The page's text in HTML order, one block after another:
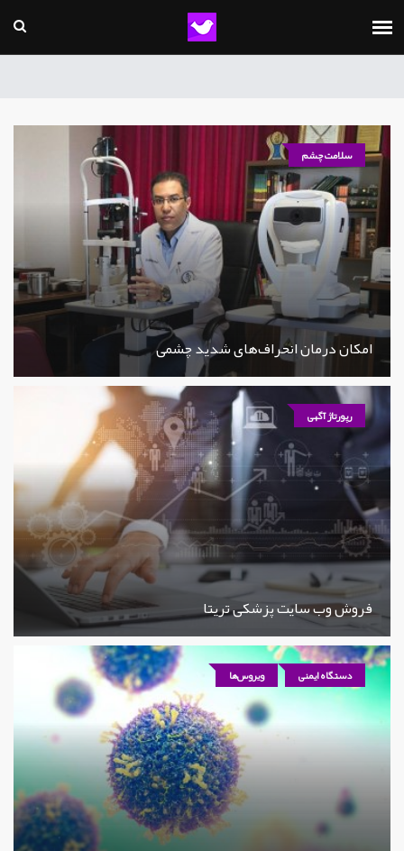
سلامت چشم
امکان درمان انحراف‌های شدید چشمی
رپورتاژ آگهی
فروش وب سایت پزشکی تریتا
دستگاه ایمنی ویروس‌ها